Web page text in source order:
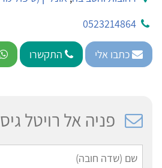
0523214864
כתבו אלי התקשרו
פניה אל רויטל